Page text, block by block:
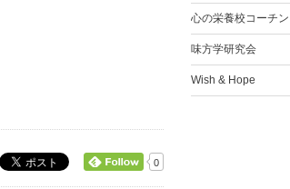
0
心の栄養校コーチ
味方学研究会
Wish & Hope